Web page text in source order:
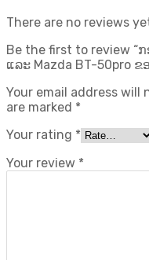
There are no reviews
Be the first to review “
ແລະ Mazda BT-50pro ຂ
Your email address will
are marked *
Your rating *
Your review *